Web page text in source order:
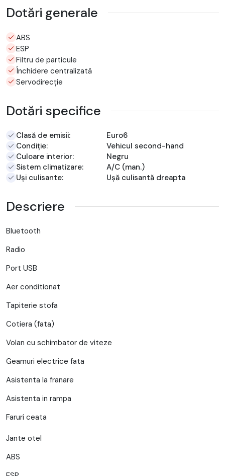
Dotări generale
ABS
ESP
Filtru de particule
Închidere centralizată
Servodirecție
Dotări specifice
Clasă de emisii:
Euro6
Condiție:
Vehicul second-hand
Culoare interior:
Negru
Sistem climatizare:
A/C (man.)
Uși culisante:
Ușă culisantă dreapta
Descriere
Bluetooth
Radio
Port USB
Aer conditionat
Tapiterie stofa
Cotiera (fata)
Volan cu schimbator de viteze
Geamuri electrice fata
Asistenta la franare
Asistenta in rampa
Faruri ceata
Jante otel
ABS